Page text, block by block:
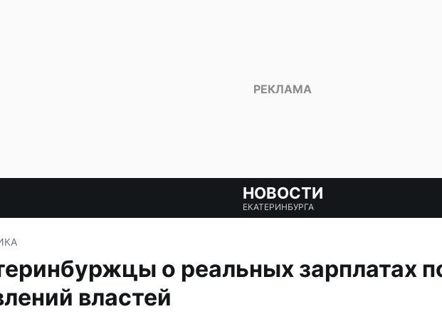
НОВОСТИ
ЕКАТЕРИНБУРГА
о реальных зарплатах
властей